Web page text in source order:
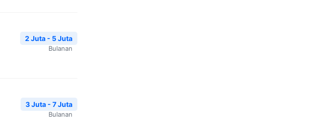
2 Juta - 5 Juta
Bulanan
3 Juta - 7 Juta
Bulanan